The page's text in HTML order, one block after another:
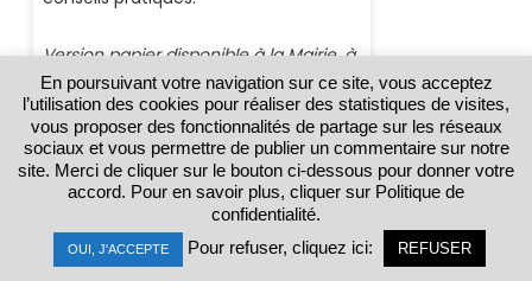
Météo
En poursuivant votre navigation sur ce site, vous acceptez
l’utilisation des cookies pour réaliser des statistiques de visites,
vous proposer des fonctionnalités de partage sur les réseaux
sociaux et vous permettre de publier un commentaire sur notre
site. Merci de cliquer sur le bouton ci-dessous pour donner votre
accord. Pour en savoir plus, cliquer sur Politique de
confidentialité.
OUI, J'ACCEPTE Pour refuser, cliquez ici: REFUSER